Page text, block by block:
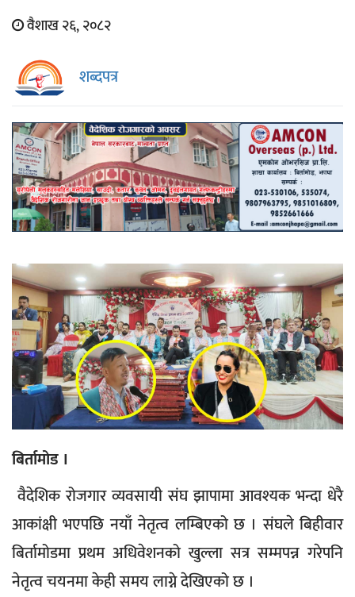
वैशाख २६, २०८२
शब्दपत्र
बिर्तामोड ।
वैदेशिक रोजगार व्यवसायी संघ झापामा आवश्यक भन्दा धेरै
आकांक्षी भएपछि नयाँ नेतृत्व लम्बिएको छ । संघले बिहीवार
बिर्तामोडमा प्रथम अधिवेशनको खुल्ला सत्र सम्मपन्न गरेपनि
नेतृत्व चयनमा केही समय लाग्ने देखिएको छ ।